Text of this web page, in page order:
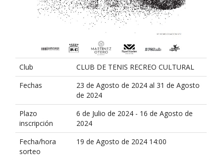
Club
CLUB DE TENIS RECREO CULTURAL
Fechas
23 de Agosto de 2024 al 31 de Agosto
de 2024
Plazo
inscripción
6 de Julio de 2024 - 16 de Agosto de
2024
Fecha/hora
sorteo
19 de Agosto de 2024 14:00